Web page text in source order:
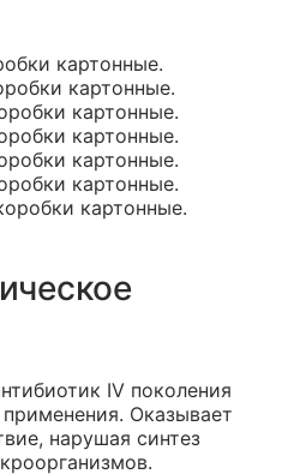
картонные.
картонные.
картонные.
картонные.
картонные.
картонные.
картонные.
IV поколения
Оказывает
нарушая синтез